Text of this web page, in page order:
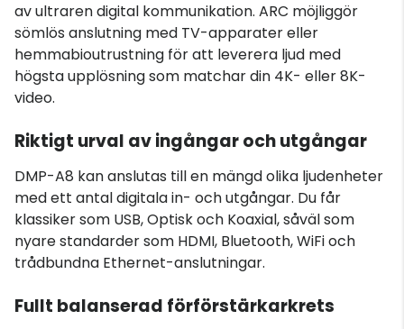
av ultraren digital kommunikation. ARC möjliggör
sömlös anslutning med TV-apparater eller
hemmabioutrustning för att leverera ljud med
högsta upplösning som matchar din 4K- eller 8K-
video.
Riktigt urval av ingångar och utgångar
DMP-A8 kan anslutas till en mängd olika ljudenheter
med ett antal digitala in- och utgångar. Du får
klassiker som USB, Optisk och Koaxial, såväl som
nyare standarder som HDMI, Bluetooth, WiFi och
trådbundna Ethernet-anslutningar.
Fullt balanserad förförstärkarkrets